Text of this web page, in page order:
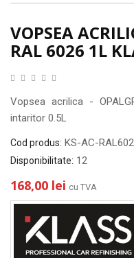
VOPSEA
RAL 6026 1L
Vopsea acrilica -
intaritor 0.5L
Cod produs: KS-AC-
Disponibilitate: 12
168,00 lei cu TVA